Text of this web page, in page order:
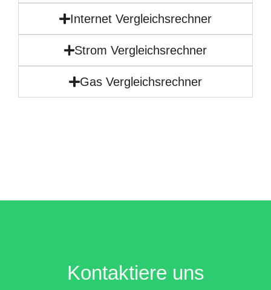
Internet Vergleichsrechner
Strom Vergleichsrechner
Gas Vergleichsrechner
Kontaktiere uns